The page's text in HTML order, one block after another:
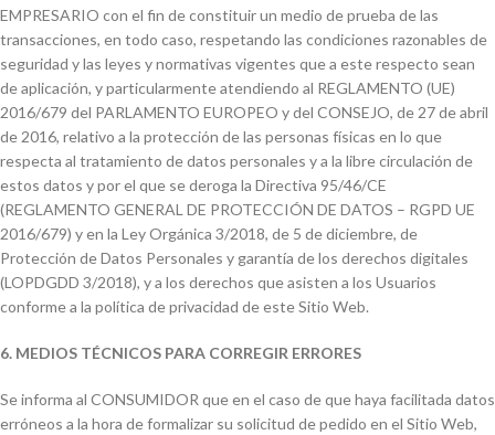
EMPRESARIO con el fin de constituir un medio de prueba de las
transacciones, en todo caso, respetando las condiciones razonables de
seguridad y las leyes y normativas vigentes que a este respecto sean
de aplicación, y particularmente atendiendo al REGLAMENTO (UE)
2016/679 del PARLAMENTO EUROPEO y del CONSEJO, de 27 de abril
de 2016, relativo a la protección de las personas físicas en lo que
respecta al tratamiento de datos personales y a la libre circulación de
estos datos y por el que se deroga la Directiva 95/46/CE
(REGLAMENTO GENERAL DE PROTECCIÓN DE DATOS – RGPD UE
2016/679) y en la Ley Orgánica 3/2018, de 5 de diciembre, de
Protección de Datos Personales y garantía de los derechos digitales
(LOPDGDD 3/2018), y a los derechos que asisten a los Usuarios
conforme a la política de privacidad de este Sitio Web.
6. MEDIOS TÉCNICOS PARA CORREGIR ERRORES
Se informa al CONSUMIDOR que en el caso de que haya facilitada datos
erróneos a la hora de formalizar su solicitud de pedido en el Sitio Web,